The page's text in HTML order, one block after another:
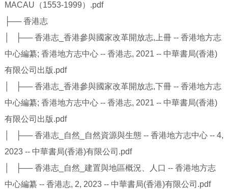
MACAU（1553-1999）.pdf
├── 香港志
│ ├── 香港志_香港參與國家改革開放志,上冊 -- 香港地方志
中心編纂; 香港地方志中心 -- 香港志, 2021 -- 中華書局(香港)
有限公司出版.pdf
│ ├── 香港志_香港參與國家改革開放志,下冊 -- 香港地方志
中心編纂; 香港地方志中心 -- 香港志, 2021 -- 中華書局(香港)
有限公司出版.pdf
│ ├── 香港志_自然_自然資源與生態 -- 香港地方志中心 -- 4,
2023 -- 中華書局(香港)有限公司.pdf
│ ├── 香港志_自然_建置與地區概況、人口 -- 香港地方志
中心編纂 -- 香港志, 2, 2023 -- 中華書局(香港)有限公司.pdf